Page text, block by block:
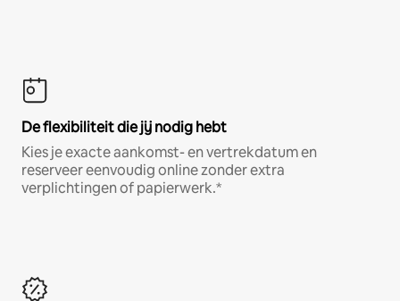
De flexibiliteit die jij nodig hebt
Kies je exacte aankomst- en vertrekdatum en
reserveer eenvoudig online zonder extra
verplichtingen of papierwerk.*